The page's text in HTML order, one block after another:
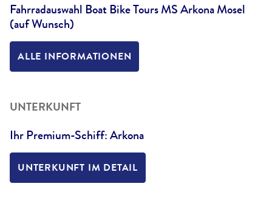
Fahrradauswahl Boat Bike Tours MS Arkona Mosel
(auf Wunsch)
ALLE INFORMATIONEN
UNTERKUNFT
Ihr Premium-Schiff: Arkona
UNTERKUNFT IM DETAIL